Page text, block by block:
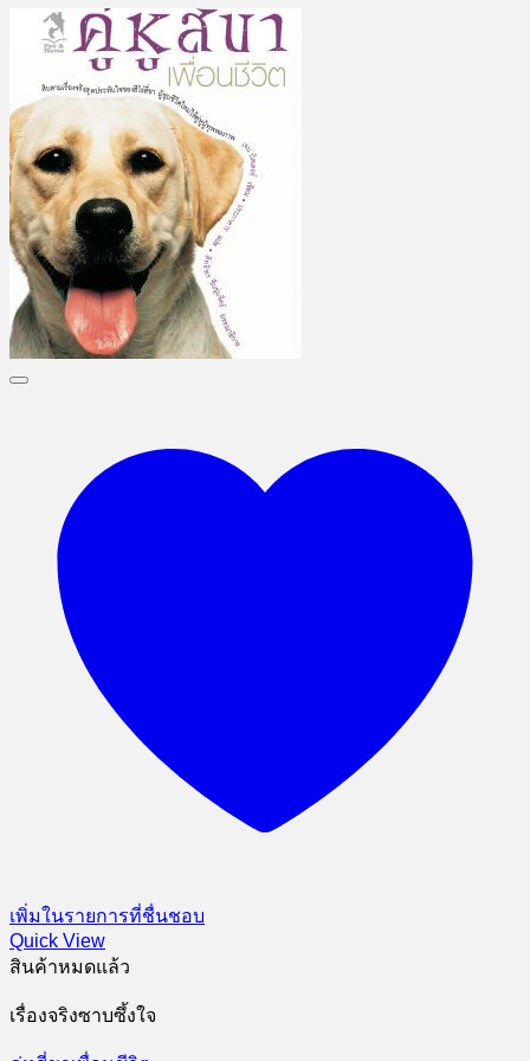
เพิ่มในรายการที่ชื่นชอบ
Quick View
สินค้าหมดแล้ว
เรื่องจริงซาบซึ้งใจ